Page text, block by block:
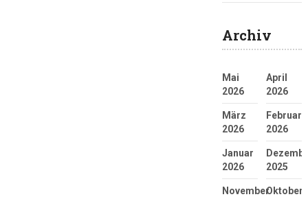
Archiv
Mai
2026
April
2026
März
2026
Februar
2026
Januar
2026
2025
NovemberOktober